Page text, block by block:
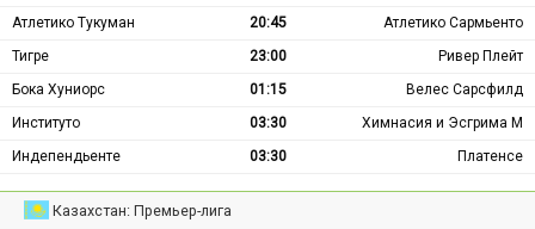
Атлетико Тукуман
20:45
Атлетико Сармьенто
Тигре
23:00
Ривер Плейт
Бока Хуниорс
01:15
Велес Сарсфилд
Институто
03:30
Химнасия и Эсгрима М
Индепендьенте
03:30 Платенсе
Казахстан: Премьер-лига